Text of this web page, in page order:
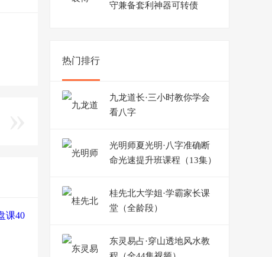
守兼备套利神器可转债
热门排行
九龙道长·三小时教你学会
看八字
光明师夏光明·八字准确断
命光速提升班课程（13集）
桂先北大学姐·学霸家长课
堂（全龄段）
东灵易占·穿山透地风水教